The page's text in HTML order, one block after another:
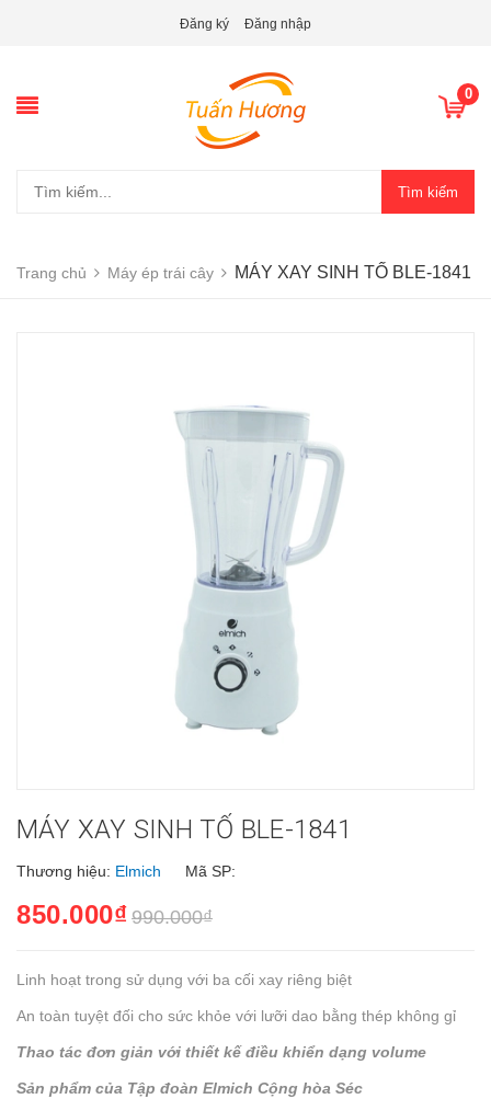
Đăng ký Đăng nhập
0
Tìm kiếm
Trang chủ Máy ép trái cây MÁY XAY SINH TỐ BLE-1841
MÁY XAY SINH TỐ BLE-1841
Thương hiệu: Elmich Mã SP:
850.000₫ 990.000₫
Linh hoạt trong sử dụng với ba cối xay riêng biệt
An toàn tuyệt đối cho sức khỏe với lưỡi dao bằng thép không gỉ
Thao tác đơn giản với thiết kế điều khiển dạng volume
Sản phẩm của Tập đoàn Elmich Cộng hòa Séc